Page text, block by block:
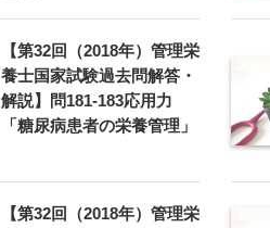
【第32回（2018年）管理栄
養士国家試験過去問解答・
解説】問181-183応用力
「糖尿病患者の栄養管理」
【第32回（2018年）管理栄